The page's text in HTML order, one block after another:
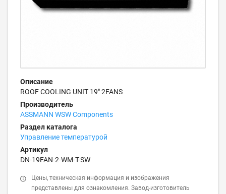
Описание
ROOF COOLING UNIT 19" 2FANS
Производитель
ASSMANN WSW Components
Раздел каталога
Управление температурой
Артикул
DN-19FAN-2-WM-T-SW
Цены, техническая информация и изображения
представлены для ознакомления. Завод-изготовитель